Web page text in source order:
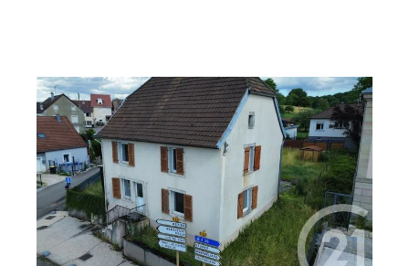
FESCHES LE CHATEL 25
106 m2, 4 pièces
Ref : 33948
Maison à vendre
111 000 €
Visiter le site dédié